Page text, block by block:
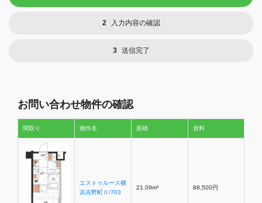
2 入力内容の確認
3 送信完了
お問い合わせ物件の確認
間取り 物件名 面積 賃料
エストゥルース横
浜吉野町Ⅱ/703
21.09m² 88,500円